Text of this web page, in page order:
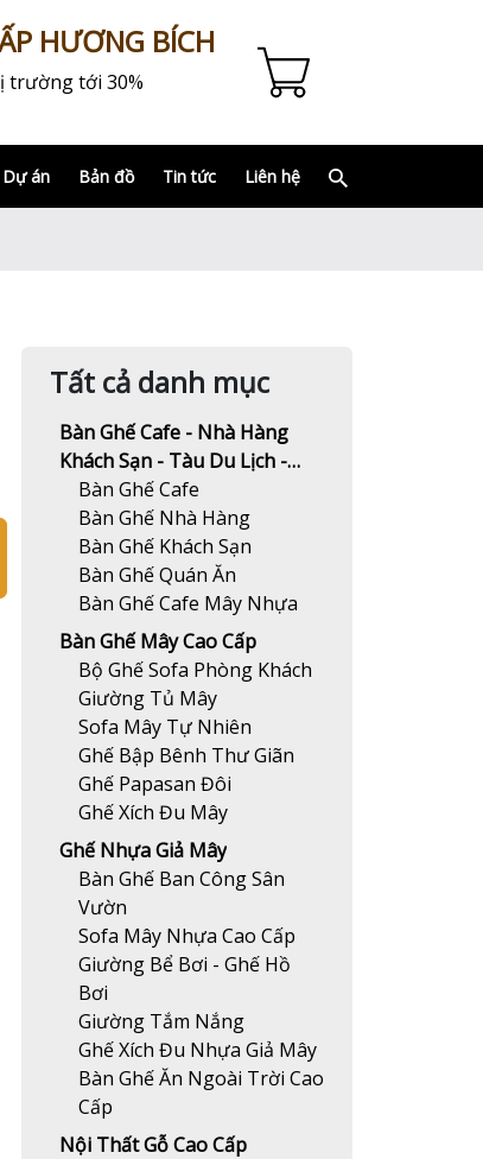
HƯƠNG BÍCH
trường tới 30%
Dự án Bản đồ Tin tức Liên hệ
Tất cả danh mục
Bàn Ghế Cafe - Nhà Hàng
Khách Sạn - Tàu Du Lịch -
Resort
Bàn Ghế Cafe
Bàn Ghế Nhà Hàng
Bàn Ghế Khách Sạn
Bàn Ghế Quán Ăn
Bàn Ghế Cafe Mây Nhựa
Bàn Ghế Mây Cao Cấp
Bộ Ghế Sofa Phòng Khách
Giường Tủ Mây
Sofa Mây Tự Nhiên
Ghế Bập Bênh Thư Giãn
Ghế Papasan Đôi
Ghế Xích Đu Mây
Ghế Nhựa Giả Mây
Bàn Ghế Ban Công Sân
Vườn
Sofa Mây Nhựa Cao Cấp
Giường Bể Bơi - Ghế Hồ
Bơi
Giường Tắm Nắng
Ghế Xích Đu Nhựa Giả Mây
Bàn Ghế Ăn Ngoài Trời Cao
Cấp
Nội Thất Gỗ Cao Cấp